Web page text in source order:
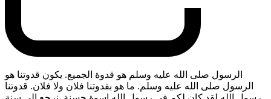
الرسول صلى الله عليه وسلم هو قدوة الجميع. يكون قدوتنا هو
الرسول صلى الله عليه وسلم. ما هو بقدوتنا فلان ولا فلان. قدوتنا